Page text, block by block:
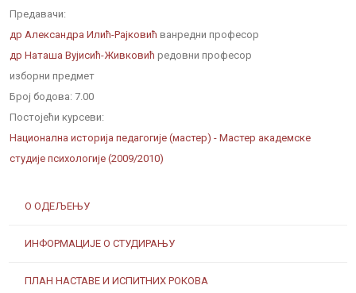
О ОДЕЉЕЊУ
ИНФОРМАЦИЈЕ О СТУДИРАЊУ
ПЛАН НАСТАВЕ И ИСПИТНИХ РОКОВА
Предавачи:
др Александра Илић-Рајковић ванредни професор
др Наташа Вујисић-Живковић редовни професор
изборни предмет
Број бодова: 7.00
Постојећи курсеви:
Национална историја педагогије (мастер) - Мастер академске
студије психологије (2009/2010)